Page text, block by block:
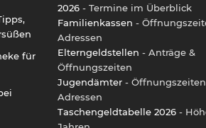
für
2026 - Termine im Überblick
Familienkassen -
Adressen
Elterngeldstellen - Anträge &
Öffnungszeiten
Jugendämter -
Adressen
Taschengeldtabelle 2026 -